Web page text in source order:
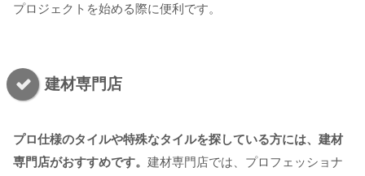
プロジェクトを始める際に便利です。
建材専門店
プロ仕様のタイルや特殊なタイルを探している方には、建材
専門店がおすすめです。 建材専門店では、プロフェッショナ